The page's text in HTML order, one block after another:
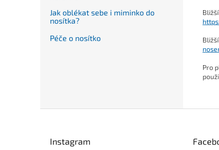
Jak oblékat sebe i miminko do
nosítka?
Péče o nosítko
Pro
Instagram